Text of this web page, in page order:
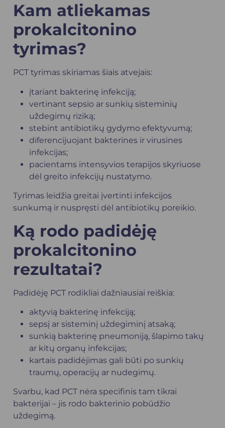
Kam atliekamas
prokalcitonino
tyrimas?
PCT tyrimas skiriamas šiais atvejais:
įtariant bakterinę infekciją;
vertinant sepsio ar sunkių sisteminių
uždegimų riziką;
stebint antibiotikų gydymo efektyvumą;
diferencijuojant bakterines ir virusines
infekcijas;
pacientams intensyvios terapijos skyriuose
dėl greito infekcijų nustatymo.
Tyrimas leidžia greitai įvertinti infekcijos
sunkumą ir nuspręsti dėl antibiotikų poreikio.
Ką rodo padidėję
prokalcitonino
rezultatai?
Padidėję PCT rodikliai dažniausiai reiškia:
aktyvią bakterinę infekciją;
sepsį ar sisteminį uždegiminį atsaką;
sunkią bakterinę pneumoniją, šlapimo takų
ar kitų organų infekcijas;
kartais padidėjimas gali būti po sunkių
traumų, operacijų ar nudegimų.
Svarbu, kad PCT nėra specifinis tam tikrai
bakterijai – jis rodo bakterinio pobūdžio
uždegimą.